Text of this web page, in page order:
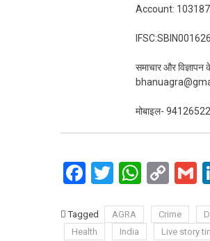
Account:
समाचार और
मोबाइल-
Facebook
Twitter
Tagged AGRA Crime
Health
India Live story